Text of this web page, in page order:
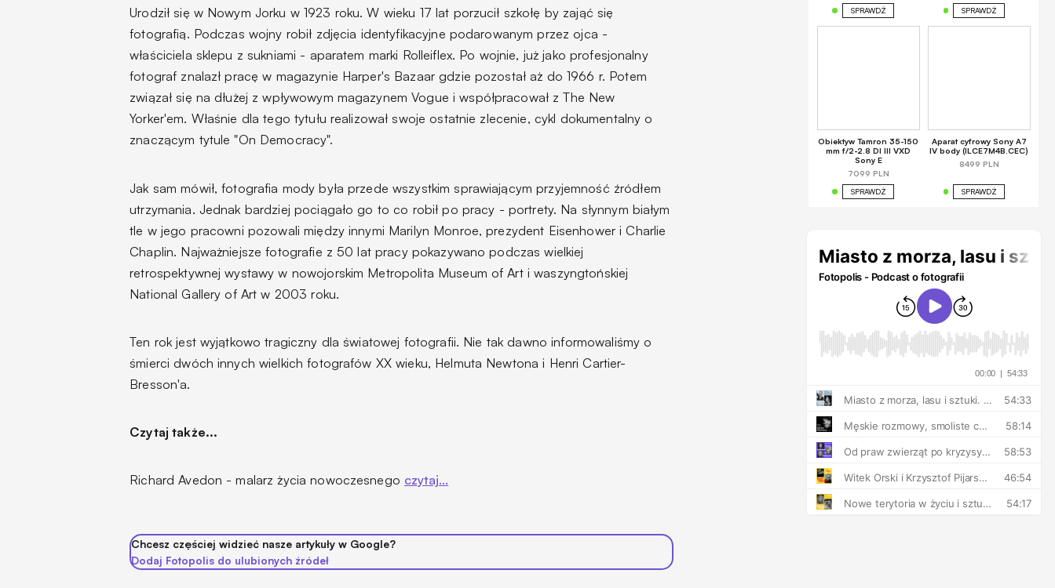
Urodził się w Nowym Jorku w 1923 roku. W wieku 17 lat porzucił szkołę by zająć się
fotografią. Podczas wojny robił zdjęcia identyfikacyjne podarowanym przez ojca -
właściciela sklepu z sukniami - aparatem marki Rolleiflex. Po wojnie, już jako profesjonalny
fotograf znalazł pracę w magazynie Harper's Bazaar gdzie pozostał aż do 1966 r. Potem
związał się na dłużej z wpływowym magazynem Vogue i współpracował z The New
Yorker'em. Właśnie dla tego tytułu realizował swoje ostatnie zlecenie, cykl dokumentalny o
znaczącym tytule "On Democracy".
Jak sam mówił, fotografia mody była przede wszystkim sprawiającym przyjemność źródłem
utrzymania. Jednak bardziej pociągało go to co robił po pracy - portrety. Na słynnym białym
tle w jego pracowni pozowali między innymi Marilyn Monroe, prezydent Eisenhower i Charlie
Chaplin. Najważniejsze fotografie z 50 lat pracy pokazywano podczas wielkiej
retrospektywnej wystawy w nowojorskim Metropolita Museum of Art i waszyngtońskiej
National Gallery of Art w 2003 roku.
Ten rok jest wyjątkowo tragiczny dla światowej fotografii. Nie tak dawno informowaliśmy o
śmierci dwóch innych wielkich fotografów XX wieku, Helmuta Newtona i Henri Cartier-
Bresson'a.
Czytaj także...
Richard Avedon - malarz życia nowoczesnego czytaj...
Chcesz częściej widzieć nasze artykuły w Google?
Dodaj Fotopolis do ulubionych źródeł
SPRAWDŹ SPRAWDŹ
Obiektyw Tamron 35-150
mm f/2-2.8 DI III VXD
Sony E
7099 PLN
SPRAWDŹ
Aparat cyfrowy Sony A7
IV body (ILCE7M4B.CEC)
8499 PLN
SPRAWDŹ